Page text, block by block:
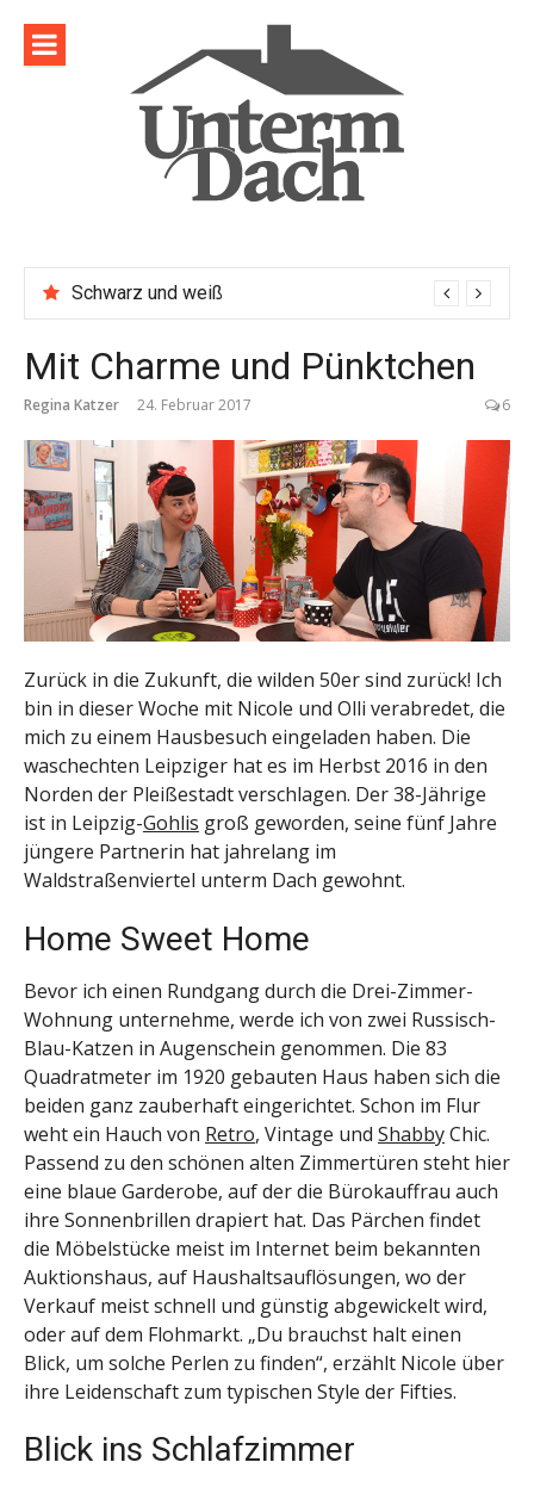
zum
Inhalt
Schwarz und weiß
Mit Charme und Pünktchen
Regina Katzer 24. Februar 2017 6
Zurück in die Zukunft, die wilden 50er sind zurück! Ich
bin in dieser Woche mit Nicole und Olli verabredet, die
mich zu einem Hausbesuch eingeladen haben. Die
waschechten Leipziger hat es im Herbst 2016 in den
Norden der Pleißestadt verschlagen. Der 38-Jährige
ist in Leipzig-Gohlis groß geworden, seine fünf Jahre
jüngere Partnerin hat jahrelang im
Waldstraßenviertel unterm Dach gewohnt.
Home Sweet Home
Bevor ich einen Rundgang durch die Drei-Zimmer-
Wohnung unternehme, werde ich von zwei Russisch-
Blau-Katzen in Augenschein genommen. Die 83
Quadratmeter im 1920 gebauten Haus haben sich die
beiden ganz zauberhaft eingerichtet. Schon im Flur
weht ein Hauch von Retro, Vintage und ShabbyChic.
Passend zu den schönen alten Zimmertüren steht hier
eine blaue Garderobe, auf der die Bürokauffrau auch
ihre Sonnenbrillen drapiert hat. Das Pärchen findet
die Möbelstücke meist im Internet beim bekannten
Auktionshaus, auf Haushaltsauflösungen, wo der
Verkauf meist schnell und günstig abgewickelt wird,
oder auf dem Flohmarkt. „Du brauchst halt einen
Blick, um solche Perlen zu finden“, erzählt Nicole über
ihre Leidenschaft zum typischen Style der Fifties.
Blick ins Schlafzimmer